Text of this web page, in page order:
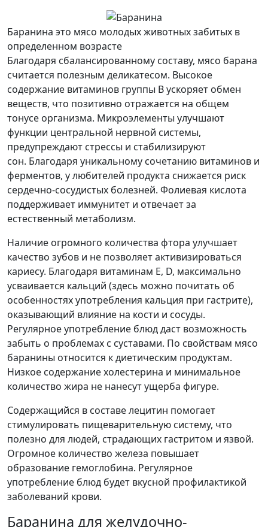
Баранина это мясо молодых животных забитых в
определенном возрасте
Благодаря сбалансированному составу, мясо барана
считается полезным деликатесом. Высокое
содержание витаминов группы В ускоряет обмен
веществ, что позитивно отражается на общем
тонусе организма. Микроэлементы улучшают
функции центральной нервной системы,
предупреждают стрессы и стабилизируют
сон. Благодаря уникальному сочетанию витаминов и
ферментов, у любителей продукта снижается риск
сердечно-сосудистых болезней. Фолиевая кислота
поддерживает иммунитет и отвечает за
естественный метаболизм.
Наличие огромного количества фтора улучшает
качество зубов и не позволяет активизироваться
кариесу. Благодаря витаминам Е, D, максимально
усваивается кальций (здесь можно почитать об
особенностях употребления кальция при гастрите),
оказывающий влияние на кости и сосуды.
Регулярное употребление блюд даст возможность
забыть о проблемах с суставами. По свойствам мясо
баранины относится к диетическим продуктам.
Низкое содержание холестерина и минимальное
количество жира не нанесут ущерба фигуре.
Содержащийся в составе лецитин помогает
стимулировать пищеварительную систему, что
полезно для людей, страдающих гастритом и язвой.
Огромное количество железа повышает
образование гемоглобина. Регулярное
употребление блюд будет вкусной профилактикой
заболеваний крови.
Баранина для желудочно-